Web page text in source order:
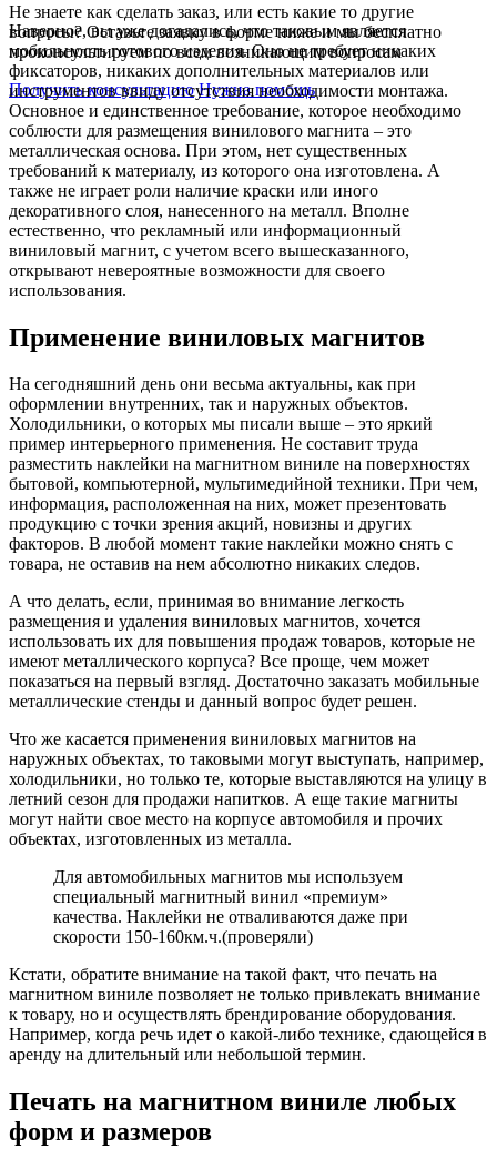
Не знаете как сделать заказ, или есть какие то другие
вопросы? Оставьте заявку в форме ниже и мы бесплатно
проконсультируем по всем возникающим вопросам
Получить консультацию Нужна помощь
Наверное, вы уже догадались, что таковым является
мобильность готового изделия. Оно не требует никаких
фиксаторов, никаких дополнительных материалов или
инструментов ввиду отсутствия необходимости монтажа.
Основное и единственное требование, которое необходимо
соблюсти для размещения винилового магнита – это
металлическая основа. При этом, нет существенных
требований к материалу, из которого она изготовлена. А
также не играет роли наличие краски или иного
декоративного слоя, нанесенного на металл. Вполне
естественно, что рекламный или информационный
виниловый магнит, с учетом всего вышесказанного,
открывают невероятные возможности для своего
использования.
Применение виниловых магнитов
На сегодняшний день они весьма актуальны, как при
оформлении внутренних, так и наружных объектов.
Холодильники, о которых мы писали выше – это яркий
пример интерьерного применения. Не составит труда
разместить наклейки на магнитном виниле на поверхностях
бытовой, компьютерной, мультимедийной техники. При чем,
информация, расположенная на них, может презентовать
продукцию с точки зрения акций, новизны и других
факторов. В любой момент такие наклейки можно снять с
товара, не оставив на нем абсолютно никаких следов.
А что делать, если, принимая во внимание легкость
размещения и удаления виниловых магнитов, хочется
использовать их для повышения продаж товаров, которые не
имеют металлического корпуса? Все проще, чем может
показаться на первый взгляд. Достаточно заказать мобильные
металлические стенды и данный вопрос будет решен.
Что же касается применения виниловых магнитов на
наружных объектах, то таковыми могут выступать, например,
холодильники, но только те, которые выставляются на улицу в
летний сезон для продажи напитков. А еще такие магниты
могут найти свое место на корпусе автомобиля и прочих
объектах, изготовленных из металла.
Для автомобильных магнитов мы используем
специальный магнитный винил «премиум»
качества. Наклейки не отваливаются даже при
скорости 150-160км.ч.(проверяли)
Кстати, обратите внимание на такой факт, что печать на
магнитном виниле позволяет не только привлекать внимание
к товару, но и осуществлять брендирование оборудования.
Например, когда речь идет о какой-либо технике, сдающейся в
аренду на длительный или небольшой термин.
Печать на магнитном виниле любых
форм и размеров